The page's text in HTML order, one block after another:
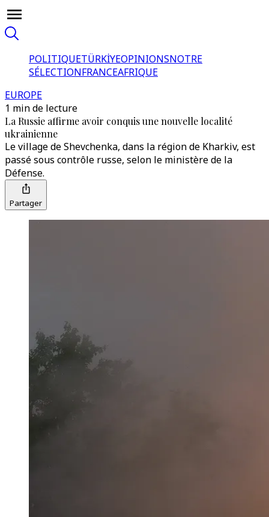
POLITIQUETÜRKİYEOPINIONSNOTRE
SÉLECTIONFRANCEAFRIQUE
EUROPE
1 min de lecture
La Russie affirme avoir conquis une nouvelle localité
ukrainienne
Le village de Shevchenka, dans la région de Kharkiv, est
passé sous contrôle russe, selon le ministère de la
Défense.
Partager